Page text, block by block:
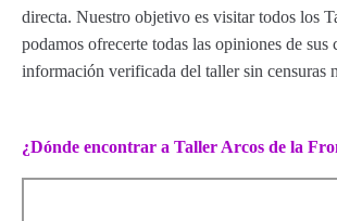
directa. Nuestro objetivo es visitar todos los
podamos ofrecerte todas las opiniones de sus
información verificada del taller sin censuras
¿Dónde encontrar a Taller Arcos de la